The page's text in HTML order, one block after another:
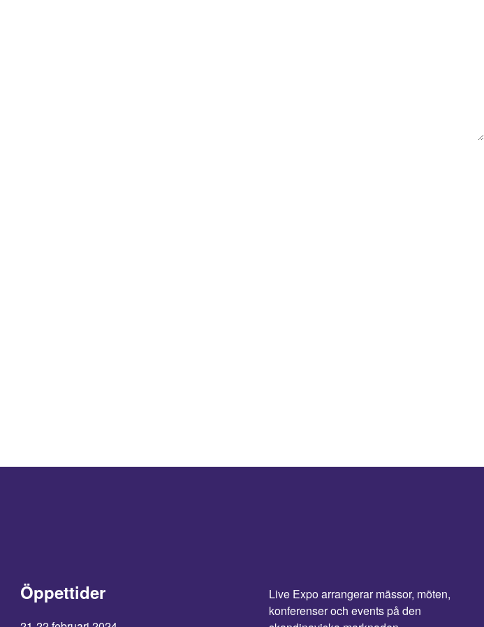
Öppettider
Live Expo arrangerar mässor, möten,
konferenser och events på den